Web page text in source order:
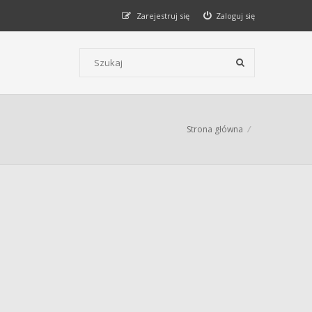
Zaloguj się
Zarejestruj się
Strona główna